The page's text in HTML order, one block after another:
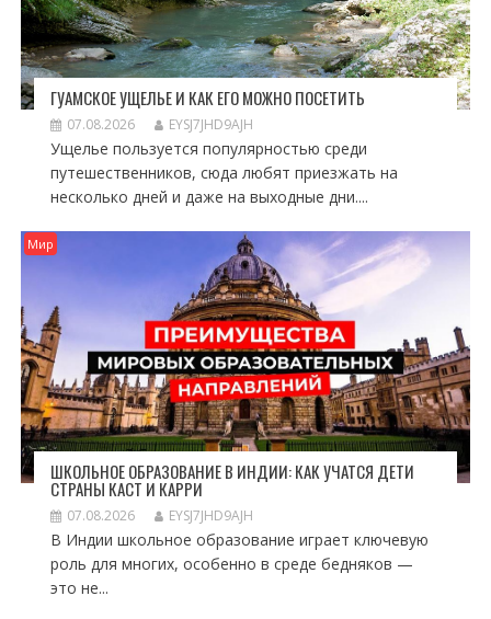
ГУАМСКОЕ УЩЕЛЬЕ И КАК ЕГО МОЖНО ПОСЕТИТЬ
07.08.2026 EYSJ7JHD9AJH
Ущелье пользуется популярностью среди
путешественников, сюда любят приезжать на
несколько дней и даже на выходные дни....
Мир
ШКОЛЬНОЕ ОБРАЗОВАНИЕ В ИНДИИ: КАК УЧАТСЯ ДЕТИ
СТРАНЫ КАСТ И КАРРИ
07.08.2026 EYSJ7JHD9AJH
В Индии школьное образование играет ключевую
роль для многих, особенно в среде бедняков —
это не...